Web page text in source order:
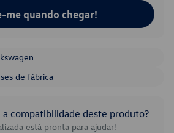
me quando chegar!
de fábrica
a compatibilidade deste produto?
está pronta para ajudar!